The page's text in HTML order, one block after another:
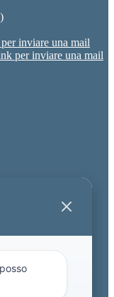
inviare una mail
per inviare una mail